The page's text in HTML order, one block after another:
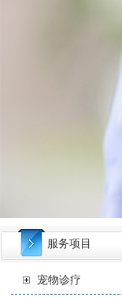
服务项目
宠物诊疗